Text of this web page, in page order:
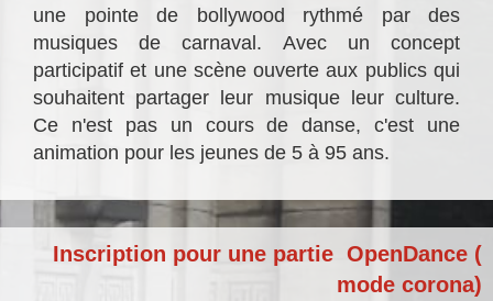
une pointe de bollywood rythmé par des
musiques de carnaval. Avec un concept
participatif et une scène ouverte aux publics qui
souhaitent partager leur musique leur culture.
Ce n'est pas un cours de danse, c'est une
animation pour les jeunes de 5 à 95 ans.
Inscription pour une partie OpenDance (
mode corona)